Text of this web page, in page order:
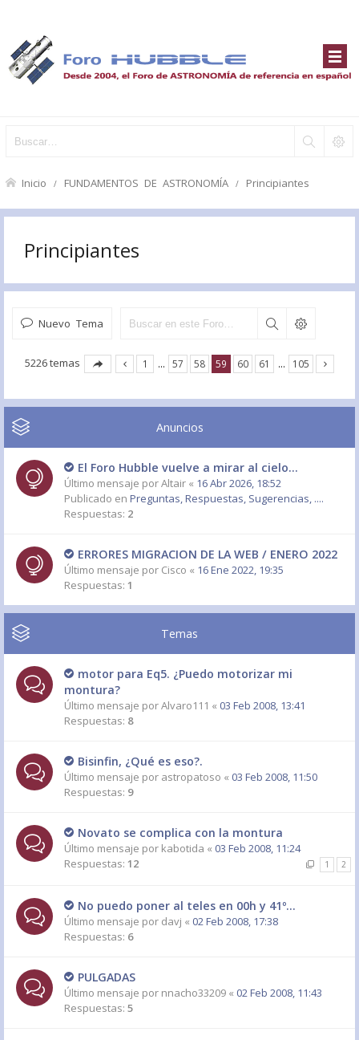
Inicio FUNDAMENTOS DE ASTRONOMÍA Principiantes
Principiantes
Nuevo Tema
5226 temas 1 … 57 58 59 60 61 … 105
Anuncios
El Foro Hubble vuelve a mirar al cielo...
Último mensaje porAltair « 16 Abr 2026, 18:52
Publicado en Preguntas, Respuestas, Sugerencias, ....
Respuestas: 2
ERRORES MIGRACION DE LA WEB / ENERO 2022
Último mensaje por Cisco « 16 Ene 2022, 19:35
Respuestas: 1
Temas
motor para Eq5. ¿Puedo motorizar mi
montura?
Último mensaje porAlvaro111 « 03 Feb 2008, 13:41
Respuestas: 8
Bisinfin, ¿Qué es eso?.
Último mensaje por astropatoso « 03 Feb 2008, 11:50
Respuestas: 9
Novato se complica con la montura
Último mensaje por kabotida « 03 Feb 2008, 11:24
Respuestas: 12 1 2
No puedo poner al teles en 00h y 41º...
Último mensaje por davj « 02 Feb 2008, 17:38
Respuestas: 6
PULGADAS
Último mensaje por nnacho33209 « 02 Feb 2008, 11:43
Respuestas: 5